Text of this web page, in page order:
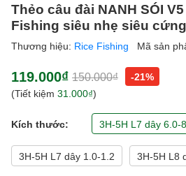
Thẻo câu đài NANH SÓI
Fishing siêu nhẹ siêu
Thương hiệu: Rice Fishing Mã sản
119.000₫ 150.000₫
-21%
(Tiết kiệm 31.000₫)
Kích thước: 3H-5H L7 dây 6.0-
3H-5H L7 dây 1.0-1.2 3H-5H L8